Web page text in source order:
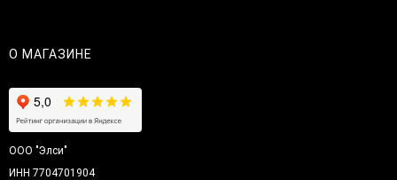
О МАГАЗИНЕ
ООО "Элси"
ИНН 7704701904